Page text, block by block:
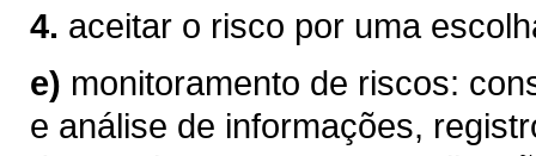
4. aceitar o risco por uma
e) monitoramento de riscos:
e análise de informações,